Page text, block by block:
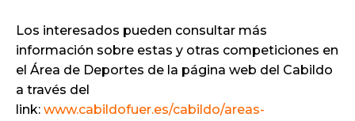
Los interesados pueden consultar más
información sobre estas y otras competiciones en
el Área de Deportes de la página web del Cabildo
a través del
link: www.cabildofuer.es/cabildo/areas-